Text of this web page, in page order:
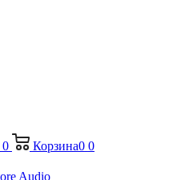
0 Корзина0 0